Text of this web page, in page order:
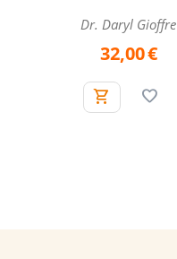
Dr. Daryl Gioffre
32,00€